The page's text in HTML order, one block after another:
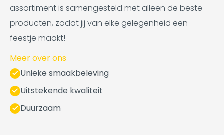
assortiment is samengesteld met alleen de beste
producten, zodat jij van elke gelegenheid een
feestje maakt!
Meer over ons
Unieke smaakbeleving
Uitstekende kwaliteit
Duurzaam